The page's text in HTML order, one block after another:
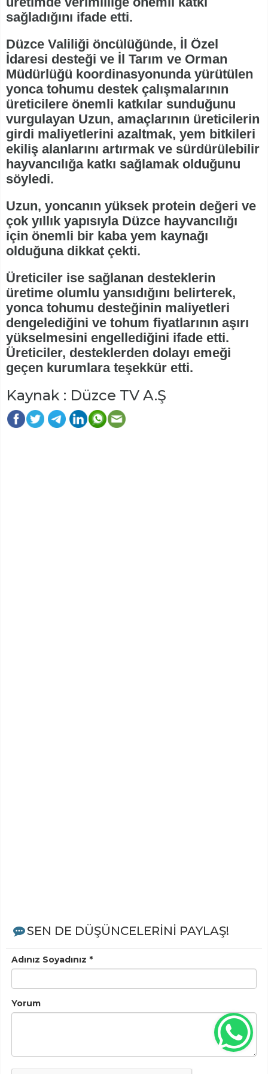
sağladığını ifade etti.
Düzce Valiliği öncülüğünde, İl Özel
İdaresi desteği ve İl Tarım ve Orman
Müdürlüğü koordinasyonunda yürütülen
yonca tohumu destek çalışmalarının
üreticilere önemli katkılar sunduğunu
vurgulayan Uzun, amaçlarının üreticilerin
girdi maliyetlerini azaltmak, yem bitkileri
ekiliş alanlarını artırmak ve sürdürülebilir
hayvancılığa katkı sağlamak olduğunu
söyledi.
Uzun, yoncanın yüksek protein değeri ve
çok yıllık yapısıyla Düzce hayvancılığı
için önemli bir kaba yem kaynağı
olduğuna dikkat çekti.
Üreticiler ise sağlanan desteklerin
üretime olumlu yansıdığını belirterek,
yonca tohumu desteğinin maliyetleri
dengelediğini ve tohum fiyatlarının aşırı
yükselmesini engellediğini ifade etti.
Üreticiler, desteklerden dolayı emeği
geçen kurumlara teşekkür etti.
Kaynak : Düzce TV A.Ş
SEN DE DÜŞÜNCELERİNİ PAYLAŞ!
Adınız Soyadınız *
Yorum